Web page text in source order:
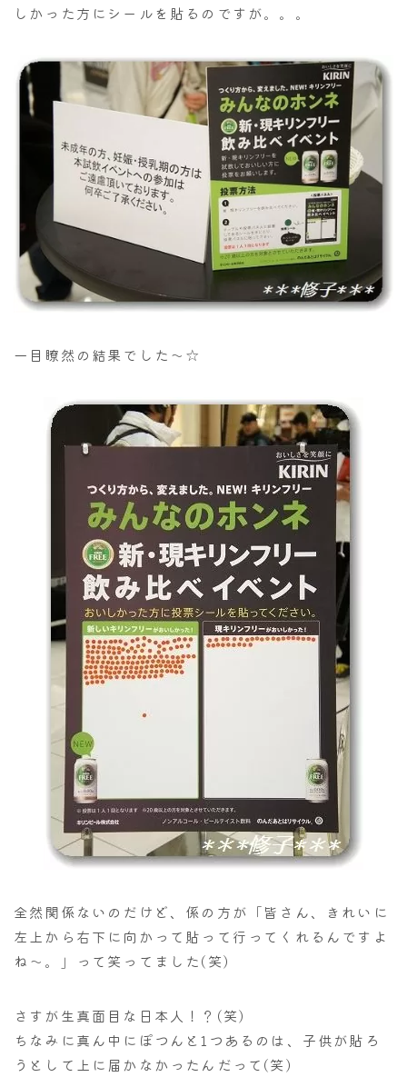
しかった方にシールを貼るのですが。。。
一目瞭然の結果でした～☆
全然関係ないのだけど、係の方が「皆さん、きれいに
左上から右下に向かって貼って行ってくれるんですよ
ね～。」って笑ってました(笑)
さすが生真面目な日本人！？(笑)
ちなみに真ん中にぽつんと1つあるのは、子供が貼ろ
うとして上に届かなかったんだって(笑)